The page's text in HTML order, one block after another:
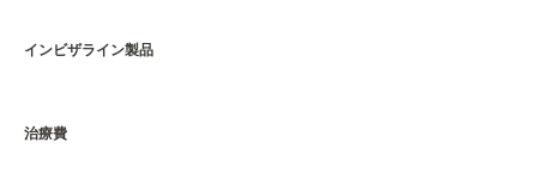
インビザライン製品
治療費